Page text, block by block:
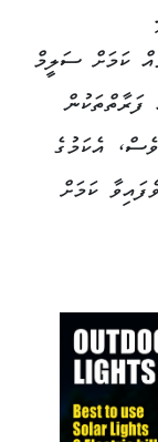
ކަމަށް ސަލީމް
ފަރާތްތަކުން
އެކަމުގެ
ކަމަށް